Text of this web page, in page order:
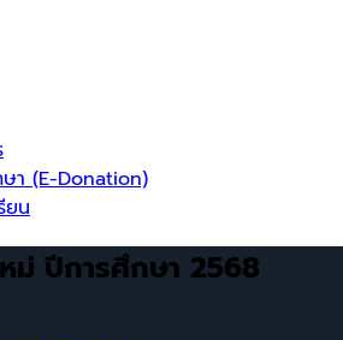
า (E-Donation)
ยน
ม่ ปีการศึกษา 2568